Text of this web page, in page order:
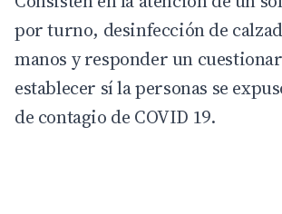
por turno, desinfección de
manos y responder un
establecer sí la personas se
de contagio de COVID 19.